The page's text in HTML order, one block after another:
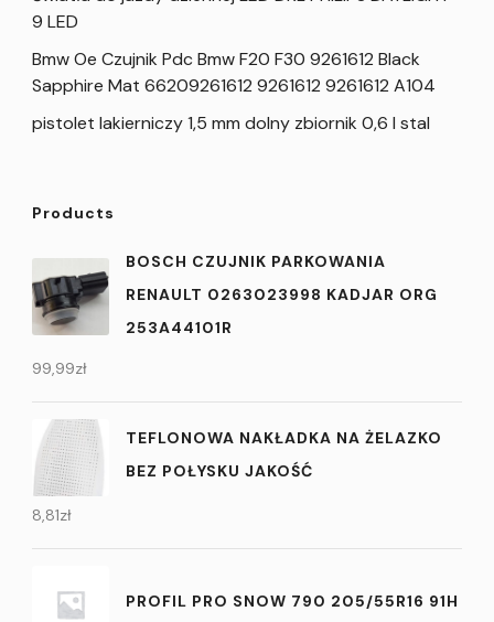
9 LED
Bmw Oe Czujnik Pdc Bmw F20 F30 9261612 Black
Sapphire Mat 66209261612 9261612 9261612 A104
pistolet lakierniczy 1,5 mm dolny zbiornik 0,6 l stal
Products
BOSCH CZUJNIK PARKOWANIA
RENAULT 0263023998 KADJAR ORG
253A44101R
99,99zł
TEFLONOWA NAKŁADKA NA ŻELAZKO
BEZ POŁYSKU JAKOŚĆ
8,81zł
PROFIL PRO SNOW 790 205/55R16 91H